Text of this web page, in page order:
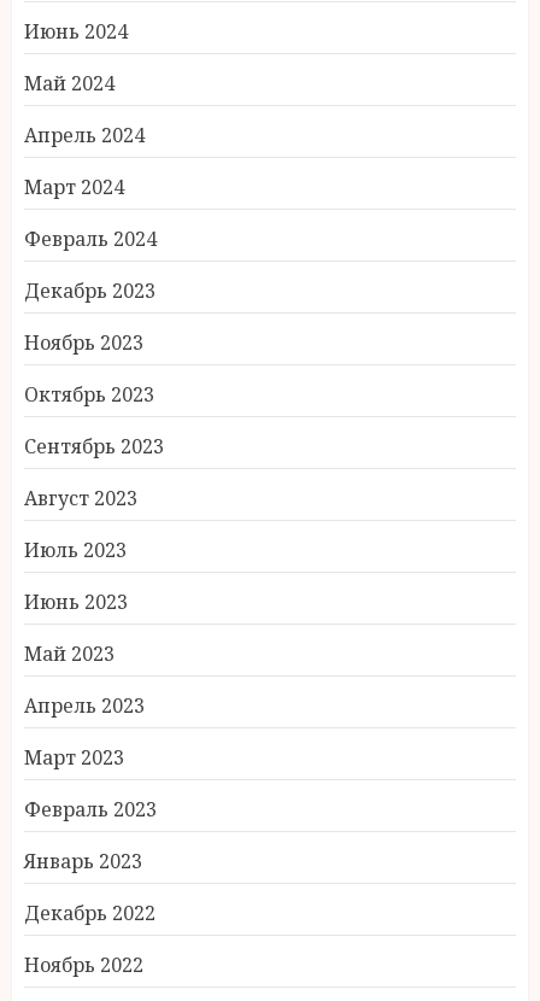
Июнь 2024
Май 2024
Апрель 2024
Март 2024
Февраль 2024
Декабрь 2023
Ноябрь 2023
Октябрь 2023
Сентябрь 2023
Август 2023
Июль 2023
Июнь 2023
Май 2023
Апрель 2023
Март 2023
Февраль 2023
Январь 2023
Декабрь 2022
Ноябрь 2022